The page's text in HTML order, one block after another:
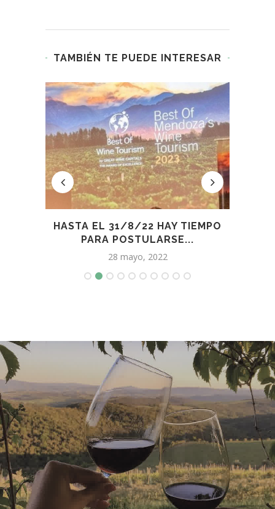
TAMBIÉN TE PUEDE INTERESAR
HASTA EL 31/8/22 HAY TIEMPO
PARA POSTULARSE...
28 mayo, 2022